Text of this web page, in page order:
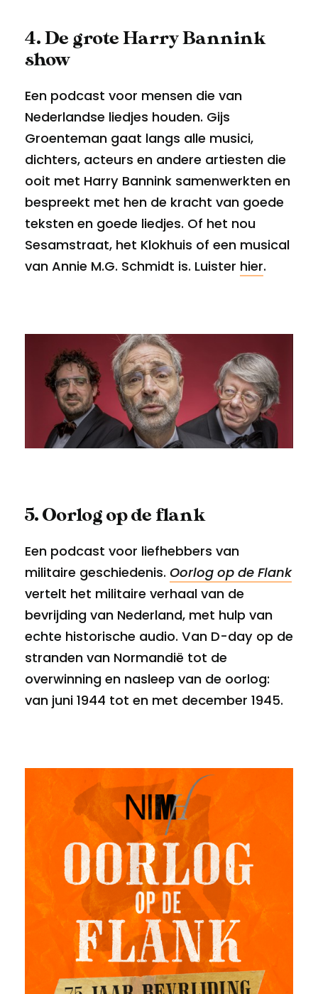
4. De grote Harry Bannink
show
Een podcast voor mensen die van
Nederlandse liedjes houden. Gijs
Groenteman gaat langs alle musici,
dichters, acteurs en andere artiesten die
ooit met Harry Bannink samenwerkten en
bespreekt met hen de kracht van goede
teksten en goede liedjes. Of het nou
Sesamstraat, het Klokhuis of een musical
van Annie M.G. Schmidt is. Luister hier.
5. Oorlog op de flank
Een podcast voor liefhebbers van
militaire geschiedenis. Oorlog op de Flank
vertelt het militaire verhaal van de
bevrijding van Nederland, met hulp van
echte historische audio. Van D-day op de
stranden van Normandië tot de
overwinning en nasleep van de oorlog:
van juni 1944 tot en met december 1945.